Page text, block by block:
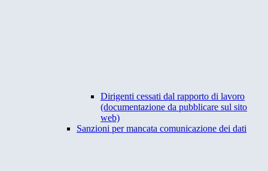
Dirigenti cessati dal rapporto di lavoro
(documentazione da pubblicare sul sito
web)
Sanzioni per mancata comunicazione dei dati